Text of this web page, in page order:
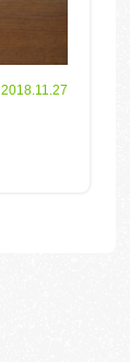
2018.11.27